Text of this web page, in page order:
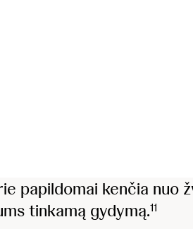
papildomai kenčia nuo
tinkamą gydymą.11